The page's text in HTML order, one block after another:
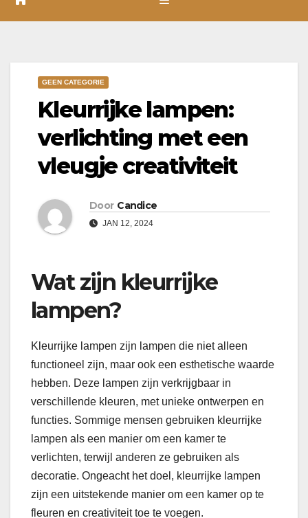
GEEN CATEGORIE
Kleurrijke lampen:
verlichting met een
vleugje creativiteit
Door Candice
JAN 12, 2024
Wat zijn kleurrijke
lampen?
Kleurrijke lampen zijn lampen die niet alleen
functioneel zijn, maar ook een esthetische waarde
hebben. Deze lampen zijn verkrijgbaar in
verschillende kleuren, met unieke ontwerpen en
functies. Sommige mensen gebruiken kleurrijke
lampen als een manier om een ​​kamer te
verlichten, terwijl anderen ze gebruiken als
decoratie. Ongeacht het doel, kleurrijke lampen
zijn een uitstekende manier om een ​​kamer op te
fleuren en creativiteit toe te voegen.